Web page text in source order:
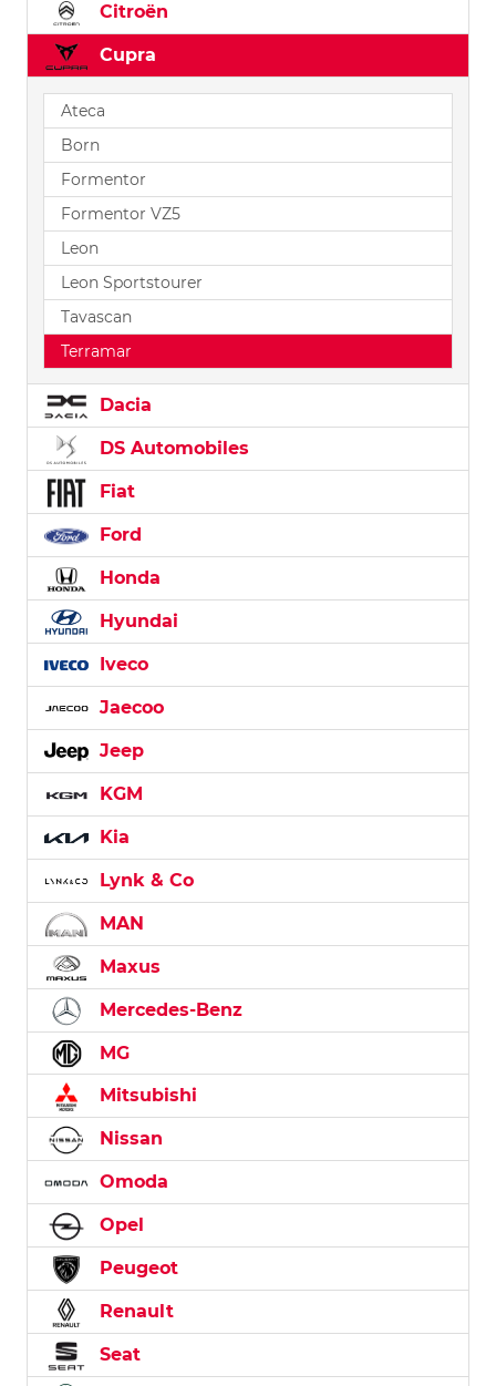
Citroën
Cupra
Ateca
Born
Formentor
Formentor VZ5
Leon
Leon Sportstourer
Tavascan
Terramar
Dacia
DS Automobiles
Fiat
Ford
Honda
Hyundai
Iveco
Jaecoo
Jeep
KGM
Kia
Lynk & Co
MAN
Maxus
Mercedes-Benz
MG
Mitsubishi
Nissan
Omoda
Opel
Peugeot
Renault
Seat